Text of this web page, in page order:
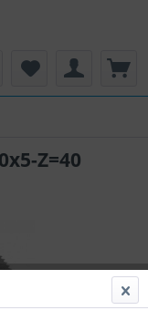
Z=40